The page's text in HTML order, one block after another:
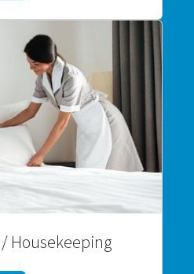
Housekeeping